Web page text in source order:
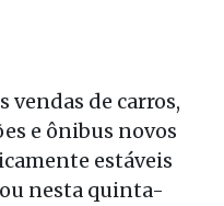
vendas de carros,
e ônibus novos
estáveis
nesta quinta-